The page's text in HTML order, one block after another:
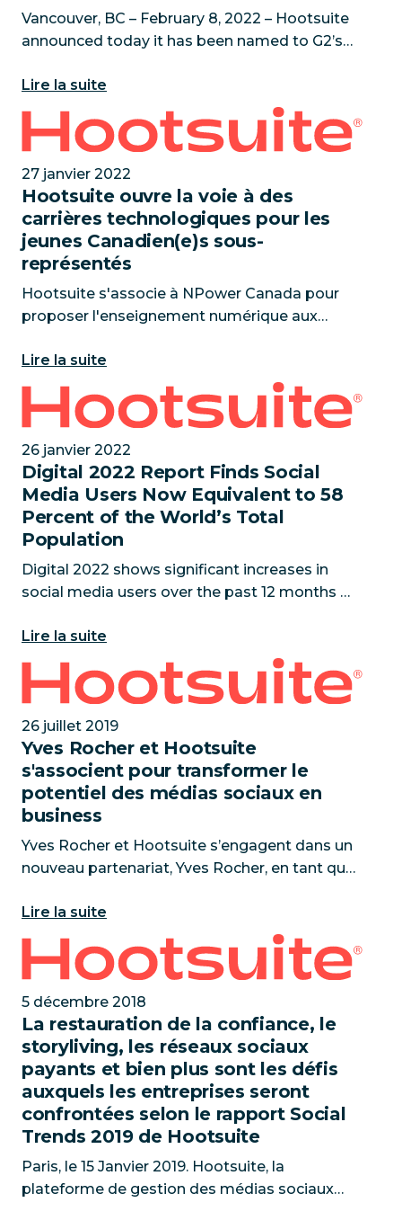
Vancouver, BC – February 8, 2022 – Hootsuite
announced today it has been named to G2’s
software marketplace used by more than 60
million software buyers annually t
Lire la suite
Hootsuite ouvre la voie à des carrières
27 janvier 2022
Hootsuite ouvre la voie à des
carrières technologiques pour les
jeunes Canadien(e)s sous-
représentés
Hootsuite s'associe à NPower Canada pour
proposer l'enseignement numérique aux
de la technologie
Vancouver, Colombie-Britannique -
27 janvier 2022 - Hootsu
Lire la suite
Digital 2022 Report Finds Social Media Users
26 janvier 2022
Digital 2022 Report Finds Social
Media Users Now Equivalent to 58
Percent of the World’s Total
Population
Digital 2022 shows significant increases in
social media users over the past 12 months
the global leader in social media
management, and We Are Social,
Lire la suite
Yves Rocher et Hootsuite s'associent pour
26 juillet 2019
Yves Rocher et Hootsuite
s'associent pour transformer le
potentiel des médias sociaux en
business
Yves Rocher et Hootsuite s’engagent dans un
nouveau partenariat, Yves Rocher, en tant que
reconnue. Paris, le 11 Juillet 2019—Yves Rocher ,
marque mondiale
Lire la suite
La restauration de la confiance, le storyliving, les
5 décembre 2018
La restauration de la confiance, le
storyliving, les réseaux sociaux
payants et bien plus sont les défis
auxquels les entreprises seront
confrontées selon le rapport Social
Trends 2019 de Hootsuite
Paris, le 15 Janvier 2019. Hootsuite, la
plateforme de gestion des médias sociaux